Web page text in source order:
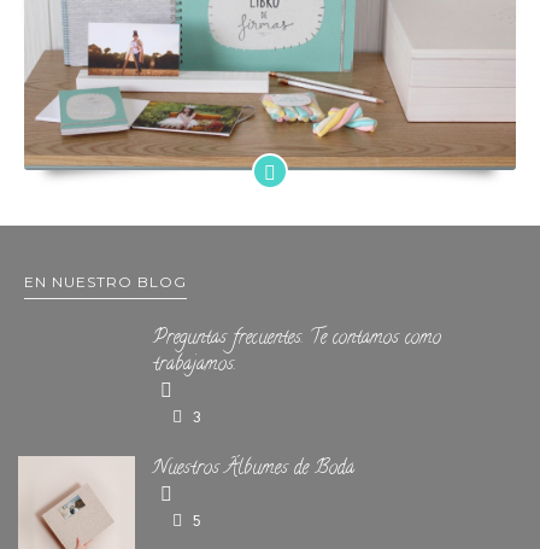
EN NUESTRO BLOG
Preguntas frecuentes. Te contamos como
trabajamos.
3
Nuestros Álbumes de Boda
5